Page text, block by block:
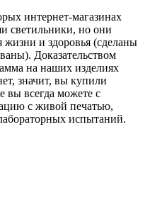
интернет-магазинах
светильники, но они
жизни и здоровья (сделаны
Доказательством
на наших изделиях
значит, вы купили
вы всегда можете с
с живой печатью,
испытаний.